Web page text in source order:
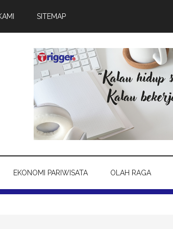
SITEMAP
EKONOMI PARIWISATA OLAH RAGA